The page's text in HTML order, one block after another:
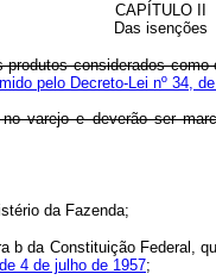
CAPÍTULO II
Das isenções
considerados
pelo Decreto-Lei nº 34,
varejo e deverão ser
da Fazenda;
b da Constituição
4 de julho de 1957;